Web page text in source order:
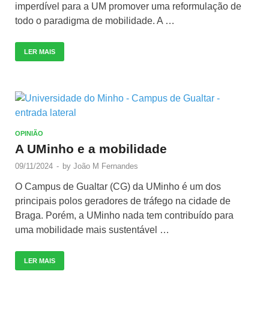
imperdível para a UM promover uma reformulação de
todo o paradigma de mobilidade. A …
LER MAIS
OPINIÃO
A UMinho e a mobilidade
09/11/2024 - by João M Fernandes
O Campus de Gualtar (CG) da UMinho é um dos
principais polos geradores de tráfego na cidade de
Braga. Porém, a UMinho nada tem contribuído para
uma mobilidade mais sustentável …
LER MAIS